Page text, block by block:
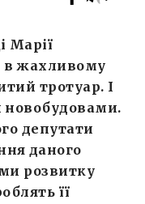
Марії
в жахливому
тротуар. І
новобудовами.
депутати
даного
розвитку
її